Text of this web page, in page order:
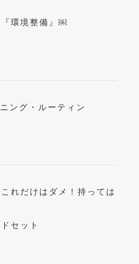
『環境整備』￼
ング・ルーティン
れだけはダメ！持っては
セット